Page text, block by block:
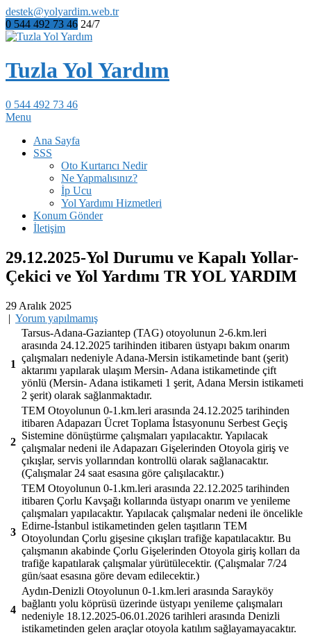
destek@yolyardim.web.tr
0 544 492 73 46 24/7
Tuzla Yol Yardım
0 544 492 73 46
Menu
Ana Sayfa
SSS
Oto Kurtarıcı Nedir
Ne Yapmalısınız?
İp Ucu
Yol Yardımı Hizmetleri
Konum Gönder
İletişim
29.12.2025-Yol Durumu ve Kapalı Yollar-
Çekici ve Yol Yardımı TR YOL YARDIM
29 Aralık 2025
| Yorum yapılmamış
1
Tarsus-Adana-Gaziantep (TAG) otoyolunun 2-6.km.leri
arasında 24.12.2025 tarihinden itibaren üstyapı bakım onarım
çalışmaları nedeniyle Adana-Mersin istikametinde bant (şerit)
aktarımı yapılarak ulaşım Mersin- Adana istikametinde çift
yönlü (Mersin- Adana istikameti 1 şerit, Adana Mersin istikameti
2 şerit) olarak sağlanmaktadır.
2
TEM Otoyolunun 0-1.km.leri arasında 24.12.2025 tarihinden
itibaren Adapazarı Ücret Toplama İstasyonunu Serbest Geçiş
Sistemine dönüştürme çalışmaları yapılacaktır. Yapılacak
çalışmalar nedeni ile Adapazarı Gişelerinden Otoyola giriş ve
çıkışlar, servis yollarından kontrollü olarak sağlanacaktır.
(Çalışmalar 24 saat esasına göre çalışılacaktır.)
3
TEM Otoyolunun 0-1.km.leri arasında 22.12.2025 tarihinden
itibaren Çorlu Kavşağı kollarında üstyapı onarım ve yenileme
çalışmaları yapılacaktır. Yapılacak çalışmalar nedeni ile öncelikle
Edirne-İstanbul istikametinden gelen taşıtların TEM
Otoyolundan Çorlu gişesine çıkışları trafiğe kapatılacaktır. Bu
çalışmanın akabinde Çorlu Gişelerinden Otoyola giriş kolları da
trafiğe kapatılarak çalışmalar yürütülecektir. (Çalışmalar 7/24
gün/saat esasına göre devam edilecektir.)
4
Aydın-Denizli Otoyolunun 0-1.km.leri arasında Sarayköy
bağlantı yolu köprüsü üzerinde üstyapı yenileme çalışmaları
nedeniyle 18.12.2025-06.01.2026 tarihleri arasında Denizli
istikametinden gelen araçlar otoyola katılım sağlayamayacaktır.